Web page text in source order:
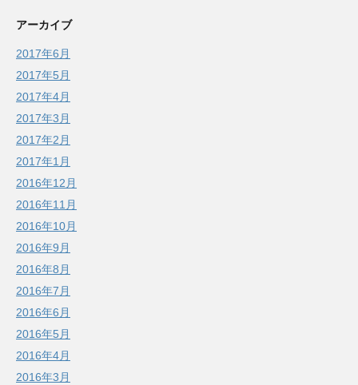
アーカイブ
2017年6月
2017年5月
2017年4月
2017年3月
2017年2月
2017年1月
2016年12月
2016年11月
2016年10月
2016年9月
2016年8月
2016年7月
2016年6月
2016年5月
2016年4月
2016年3月